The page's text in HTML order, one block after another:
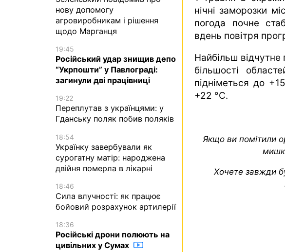
нічні заморозки
погода почне
вдень повітря
Найбільш відчутне
більшості
підніметься до
+22 °C.
Якщо ви помітили
Хочете завжди
нову допомогу
агровиробникам і рішення
щодо Марганця
19:45
Російський удар знищив депо
“Укрпошти” у Павлограді:
загинули дві працівниці
19:22
Переплутав з українцями: у
Гданську поляк побив поляків
18:54
Українку завербували як
сурогатну матір: народжена
двійня померла в лікарні
18:46
Сила влучності: як працює
бойовий розрахунок артилерії
18:36
Російські дрони полюють на
цивільних у Сумах